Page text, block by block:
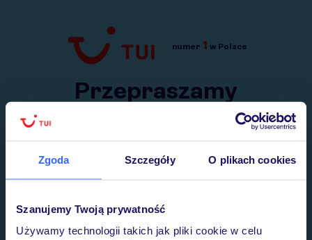
Zgoda Szczegóły O plikach cookies
Szanujemy Twoją prywatność
Używamy technologii takich jak pliki cookie w celu
Przejdź do TUI.pl
numer 1 w Polsce
Przepraszamy
Wysłaliśmy nasz serwis na krótkie wakacje.